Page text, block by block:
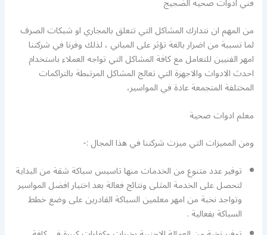
من المهم ان نتدارك المشاكل التي تتعلق بالمجاري او شبكات الصرف
لما تسببة من اضرار بالغة تؤثر على المباني ، لذلك وفرنا في شركتنا
امهر الفنيين للتعامل مع كافة المشاكل التي تواجه العملاء باستخدام
احدث الادوات والاجهزة التي تعالج المشاكل المرتبطة بالتراكمات
المختلفة المتجمعة عادة في المواسير،
معلم ادوات صحية
ومن المميزات التي ميزت شركتنا في هذا المجال :-
توفير عدد متنوع من الخدمات منها تاسيس سباكة شقة من البداية
لتحصل على الخدمة المثلى ونتائج فعالة بعد اختيار افضل المواسير
وتواجد نخبة من امهر معلمين السباكة القادرين على وضع خطط
السباكة بفعالية .